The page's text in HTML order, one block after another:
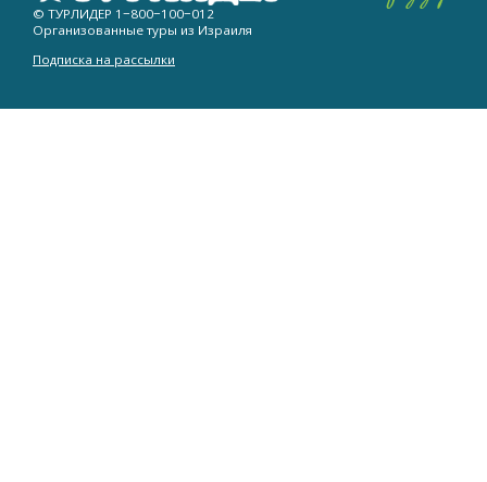
© ТУРЛИДЕР 1−800−100−012
Организованные туры из Израиля
Подписка на рассылки